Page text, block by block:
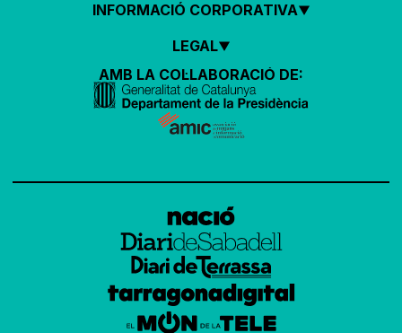
INFORMACIÓ CORPORATIVA
LEGAL
AMB LA COL·LABORACIÓ DE: